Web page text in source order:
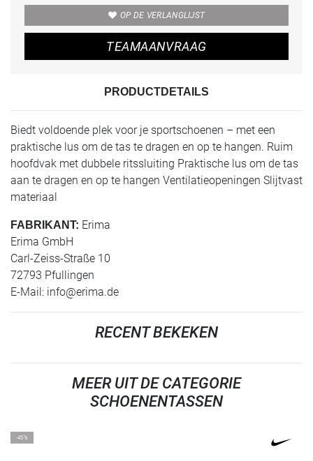
OP DE VERLANGLIJST
TEAMAANVRAAG
PRODUCTDETAILS
Biedt voldoende plek voor je sportschoenen – met een
praktische lus om de tas te dragen en op te hangen. Ruim
hoofdvak met dubbele ritssluiting Praktische lus om de tas
aan te dragen en op te hangen Ventilatieopeningen Slijtvast
materiaal
FABRIKANT: Erima
Erima GmbH
Carl-Zeiss-Straße 10
72793 Pfullingen
E-Mail: info@erima.de
RECENT BEKEKEN
MEER UIT DE CATEGORIE
SCHOENENTASSEN
-45%